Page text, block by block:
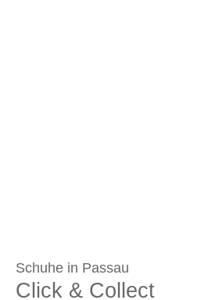
Schuhe in Passau
Click & Collect